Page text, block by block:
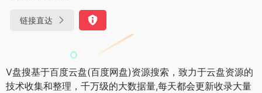
链接直达
V盘搜基于百度云盘(百度网盘)资源搜索，致力于云盘资源的
技术收集和整理，千万级的大数据量,每天都会更新收录大量